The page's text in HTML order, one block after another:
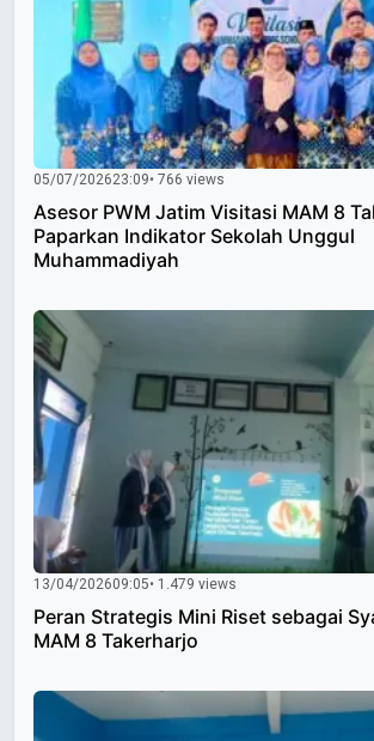
05/07/202623:09• 766 views
Asesor PWM Jatim Visitasi MAM 8
Paparkan Indikator Sekolah Unggul
Muhammadiyah
13/04/202609:05• 1.479 views
Peran Strategis Mini Riset sebagai
MAM 8 Takerharjo